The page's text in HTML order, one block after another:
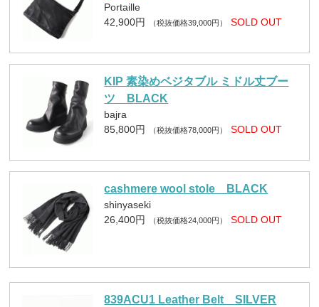
Portaille
42,900円
（税抜価格39,000円） SOLD OUT
KIP 素染めベジタブル ミドル丈ブー
ツ BLACK
bajra
85,800円
（税抜価格78,000円） SOLD OUT
cashmere wool stole BLACK
shinyaseki
26,400円
（税抜価格24,000円） SOLD OUT
839ACU1 Leather Belt SILVER